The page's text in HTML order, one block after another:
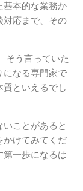
基本的な業務か
対応まで、その
そう言っていた
になる専門家で
といえるでし
ことがあると
かけてみてくだ
第一歩になるは